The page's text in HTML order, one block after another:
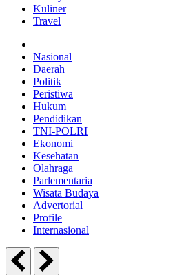
Kuliner
Travel
Nasional
Daerah
Politik
Peristiwa
Hukum
Pendidikan
TNI-POLRI
Ekonomi
Kesehatan
Olahraga
Parlementaria
Wisata Budaya
Advertorial
Profile
Internasional